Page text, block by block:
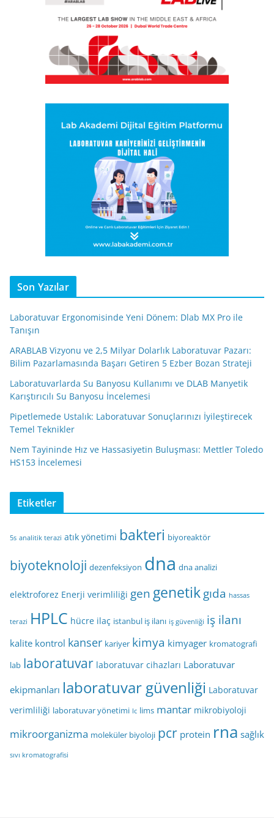
Son Yazılar
Laboratuvar Ergonomisinde Yeni Dönem: Dlab MX Pro ile
Tanışın
ARABLAB Vizyonu ve 2,5 Milyar Dolarlık Laboratuvar Pazarı:
Bilim Pazarlamasında Başarı Getiren 5 Ezber Bozan Strateji
Laboratuvarlarda Su Banyosu Kullanımı ve DLAB Manyetik
Karıştırıcılı Su Banyosu İncelemesi
Pipetlemede Ustalık: Laboratuvar Sonuçlarınızı İyileştirecek
Temel Teknikler
Nem Tayininde Hız ve Hassasiyetin Buluşması: Mettler Toledo
HS153 İncelemesi
Etiketler
5s analitik terazi atık yönetimi bakteri biyoreaktör
biyoteknoloji dezenfeksiyon dna dna analizi
elektroforez Enerji verimliliği gen genetikgıda hassas
terazi HPLC hücre ilaç istanbul iş ilanı iş güvenliği iş ilanı
kalite kontrol kanser kariyer kimya kimyager kromatografi
lab laboratuvar laboratuvar cihazları Laboratuvar
ekipmanları laboratuvar güvenliği Laboratuvar
verimliliği laboratuvar yönetimi lc lims mantar mikrobiyoloji
mikroorganizma moleküler biyoloji pcr protein rna sağlık
sıvı kromatografisi